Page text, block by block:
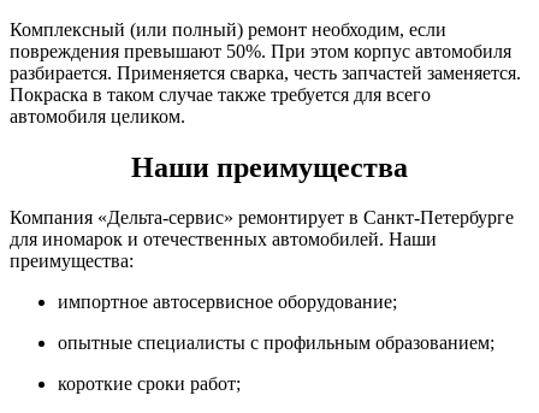
Комплексный (или полный) ремонт необходим, если
повреждения превышают 50%. При этом корпус автомобиля
разбирается. Применяется сварка, честь запчастей заменяется.
Покраска в таком случае также требуется для всего
автомобиля целиком.
Наши преимущества
Компания «Дельта-сервис» ремонтирует в Санкт-Петербурге
для иномарок и отечественных автомобилей. Наши
преимущества:
импортное автосервисное оборудование;
опытные специалисты с профильным образованием;
короткие сроки работ;